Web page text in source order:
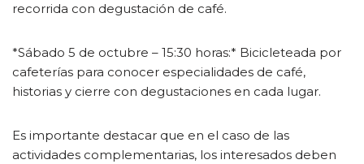
recorrida con degustación de café.
*Sábado 5 de octubre – 15:30 horas:* Bicicleteada por
cafeterías para conocer especialidades de café,
historias y cierre con degustaciones en cada lugar.
Es importante destacar que en el caso de las
actividades complementarias, los interesados deben